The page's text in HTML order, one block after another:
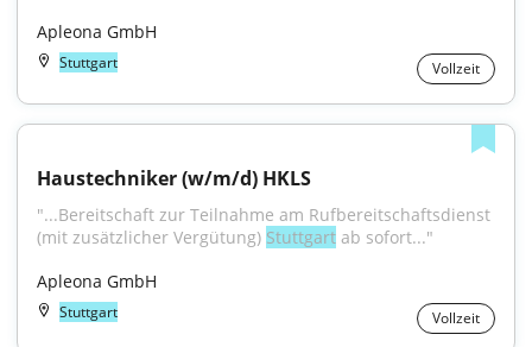
Apleona GmbH
Stuttgart Vollzeit
Haustechniker (w/m/d) HKLS
"...Bereitschaft zur Teilnahme am Rufbereitschaftsdienst
(mit zusätzlicher Vergütung) Stuttgart ab sofort..."
Apleona GmbH
Stuttgart Vollzeit